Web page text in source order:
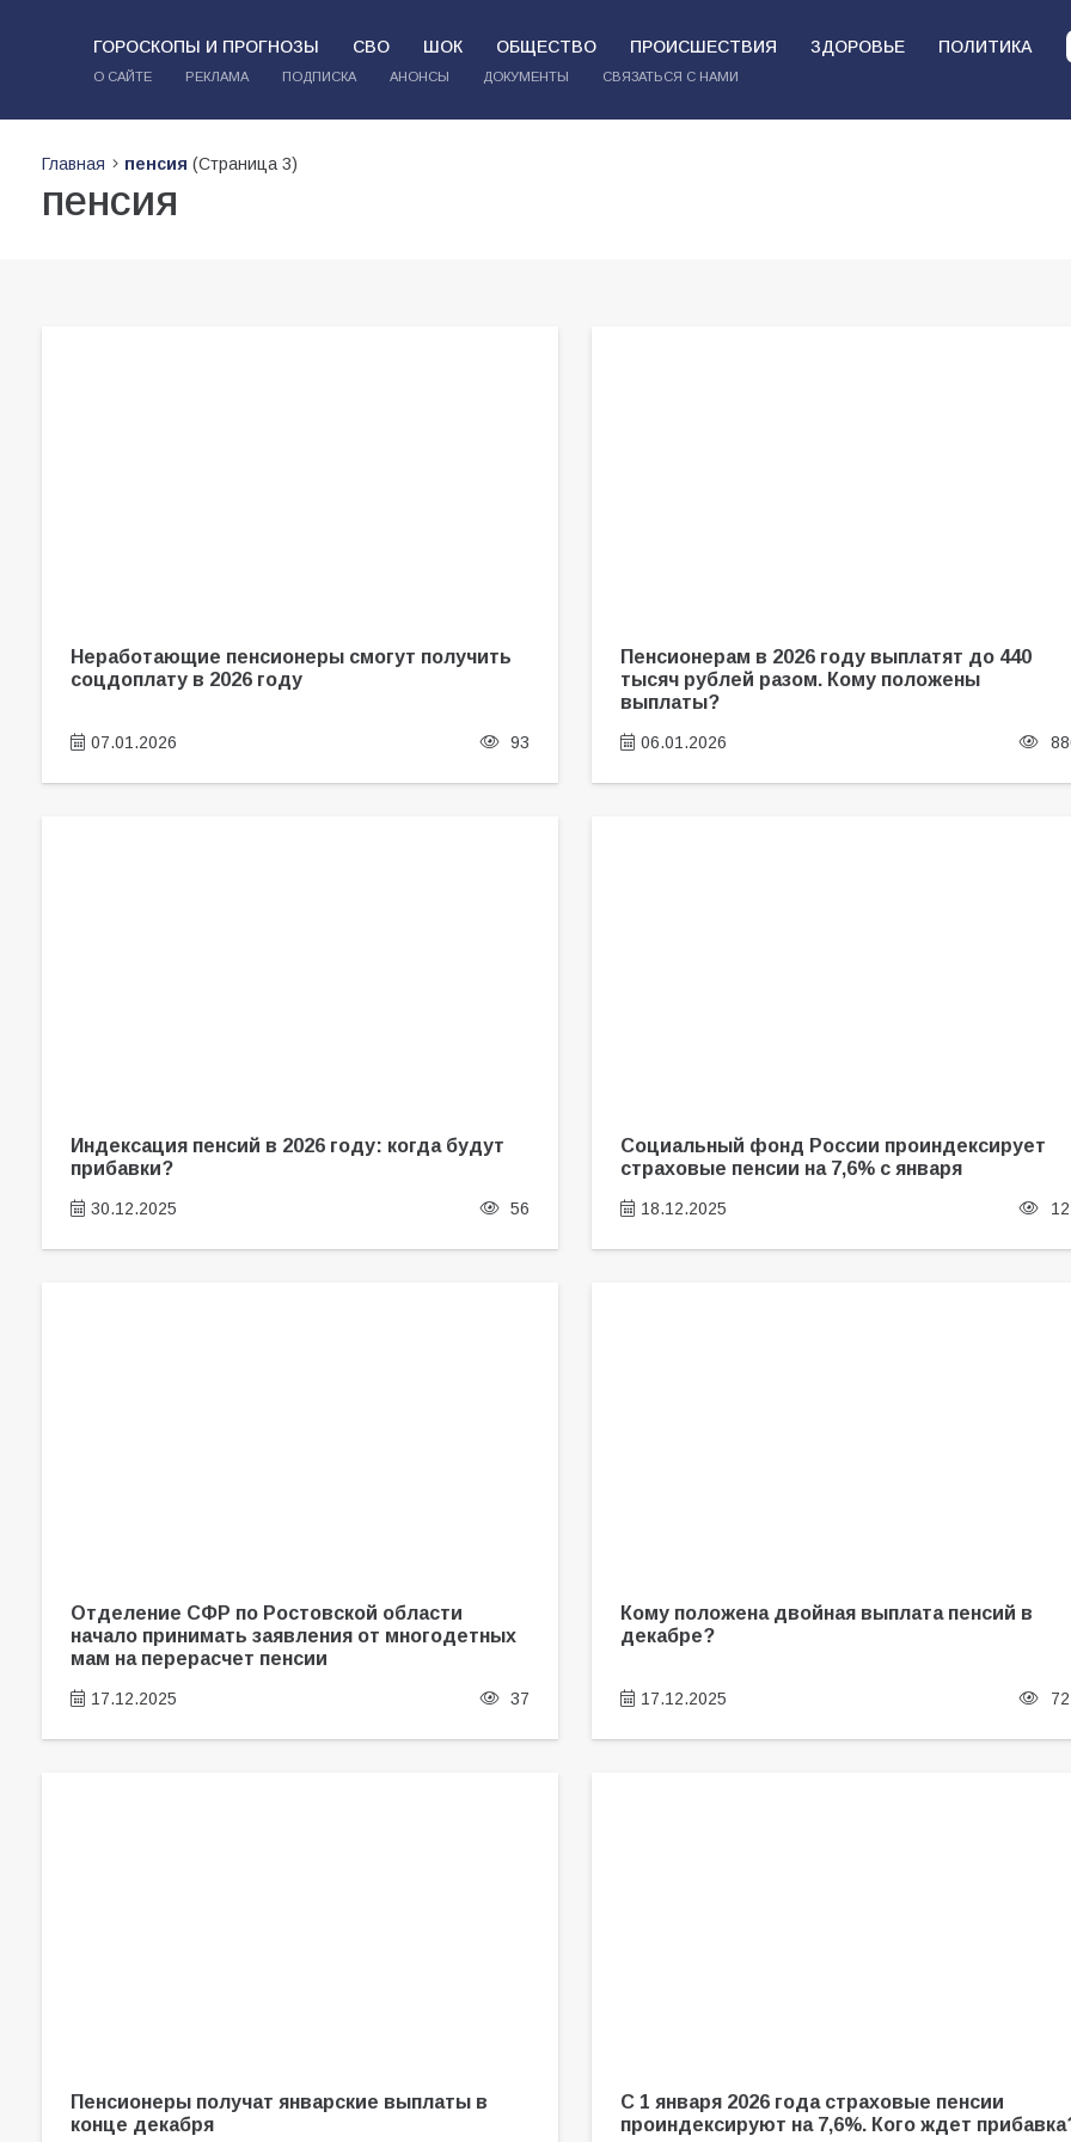
ГОРОСКОПЫ И ПРОГНОЗЫ СВО ШОК ОБЩЕСТВО ПРОИСШЕСТВИЯ ЗДОРОВЬЕ ПОЛИТИКА
О САЙТЕ РЕКЛАМА ПОДПИСКА АНОНСЫ ДОКУМЕНТЫ СВЯЗАТЬСЯ С НАМИ
Главная пенсия (Страница 3)
пенсия
Неработающие пенсионеры смогут получить
соцдоплату в 2026 году
07.01.2026 93
Пенсионерам в 2026 году выплатят до 440
тысяч рублей разом. Кому положены
выплаты?
06.01.2026
Индексация пенсий в 2026 году: когда будут
прибавки?
30.12.2025 56
Социальный фонд России проиндексирует
страховые пенсии на 7,6% с января
18.12.2025
Отделение СФР по Ростовской области
начало принимать заявления от многодетных
мам на перерасчет пенсии
17.12.2025 37
Кому положена двойная выплата пенсий в
декабре?
17.12.2025
Пенсионеры получат январские выплаты в
конце декабря
С 1 января 2026 года страховые пенсии
проиндексируют на 7,6%. Кого ждет